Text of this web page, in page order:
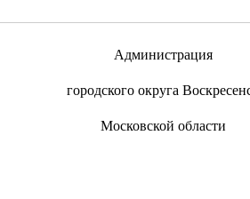
Администрация
городского округа
Московской области